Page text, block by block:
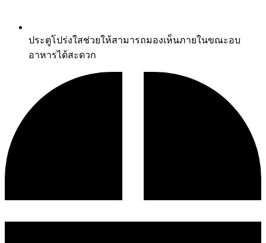
ประตูโปร่งใสช่วยให้สามารถมองเห็นภายในขณะอบ
อาหารได้สะดวก